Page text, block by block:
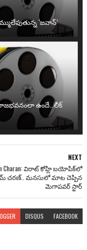
‘జవాన్’
రాజభవనంలా ఉందే.. లీక్
NEXT
Charan: విరాట్ కోహ్లి బయోపిక్‌లో
చరణ్.. మనసులో మాట చెప్పిన
మెగాపవర్ స్టార్
DISQUS FACEBOOK